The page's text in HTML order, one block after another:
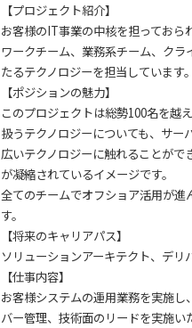
【プロジェクト紹介】
お客様のIT事業の中核を担っておら
ワークチーム、業務系チーム、ク
たるテクノロジーを担当しています。
【ポジションの魅力】
このプロジェクトは総勢100名を越
扱うテクノロジーについても、サー
広いテクノロジーに触れることがで
が凝縮されているイメージです。
全てのチームでオフショア活用が進
す。
【将来のキャリアパス】
ソリューションアーキテクト、デリ
【仕事内容】
お客様システムの運用業務を実施
バー管理、技術面のリードを実施い